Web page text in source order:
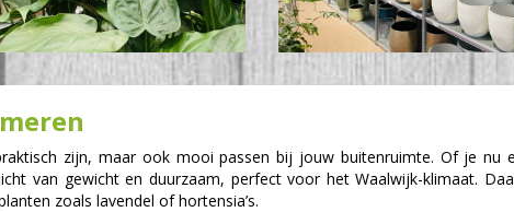
zijn, maar ook mooi passen bij jouw buitenruimte. Of je
van gewicht en duurzaam, perfect voor het Waalwijk-klimaat.
zoals lavendel of hortensia’s.